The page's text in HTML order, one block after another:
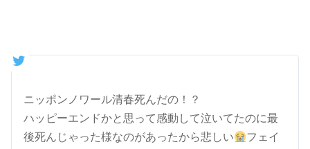
ニッポンノワール清春死んだの！？
ハッピーエンドかと思って感動して泣いてたのに最
後死んじゃった様なのがあったから悲しい
フェイ